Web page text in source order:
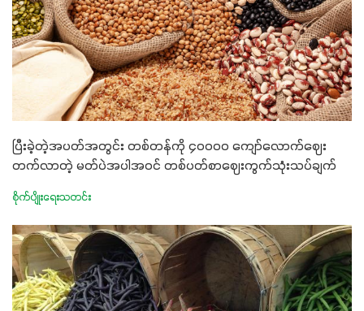
ပြီးခဲ့တဲ့အပတ်အတွင်း တစ်တန်ကို ၄၀၀၀၀ ကျော်လောက်ဈေး
တက်လာတဲ့ မတ်ပဲအပါအဝင် တစ်ပတ်စာဈေးကွက်သုံးသပ်ချက်
စိုက်ပျိုးရေးသတင်း